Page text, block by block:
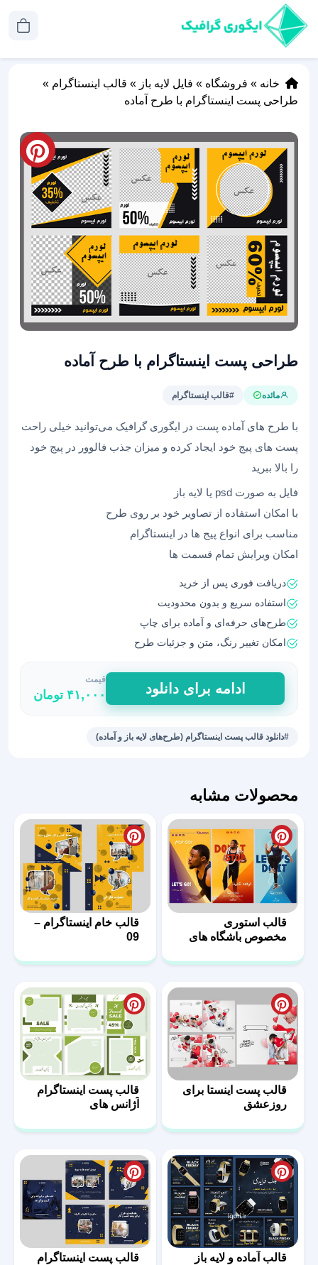
خانه » فروشگاه » فایل لایه باز » قالب اینستاگرام »
طراحی پست اینستاگرام با طرح آماده
طراحی پست اینستاگرام با طرح آماده
مائده #قالب اینستاگرام
با طرح های آماده پست در ایگوری گرافیک می‌توانید خیلی راحت
پست های پیج خود ایجاد کرده و میزان جذب فالوور در پیج خود
را بالا ببرید
فایل به صورت psd یا لایه باز
با امکان استفاده از تصاویر خود بر روی طرح
مناسب برای انواع پیج ها در اینستاگرام
امکان ویرایش تمام قسمت ها
دریافت فوری پس از خرید
استفاده سریع و بدون محدودیت
طرح‌های حرفه‌ای و آماده برای چاپ
امکان تغییر رنگ، متن و جزئیات طرح
طراحی
پست
اینستاگرام
با
ادامه برای دانلود
قیمت
۴۱,۰۰۰ تومان
#دانلود قالب پست اینستاگرام (طرح‌های لایه باز و آماده)
محصولات مشابه
قالب استوری
مخصوص باشگاه های
قالب خام اینستاگرام –
09
قالب پست اینستا برای
روزعشق
قالب پست اینستاگرام
آژانس های
قالب آماده و لایه باز
قالب پست اینستاگرام